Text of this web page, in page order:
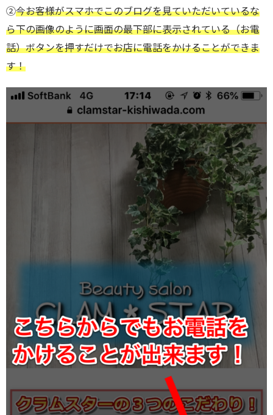
②今お客様がスマホでこのブログを見ていただいているな
ら下の画像のように画面の最下部に表示されている（お電
話）ボタンを押すだけでお店に電話をかけることができま
す！